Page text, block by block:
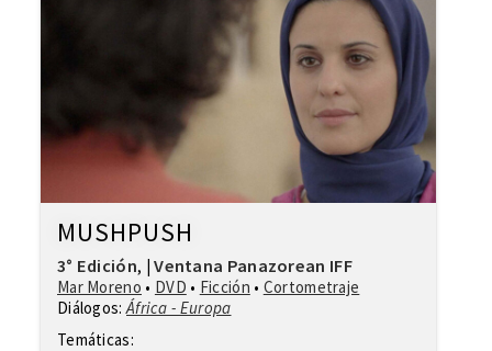
MUSHPUSH
3° Edición, |Ventana Panazorean IFF
Mar Moreno • DVD • Ficción • Cortometraje
Diálogos:África - Europa
Temáticas: